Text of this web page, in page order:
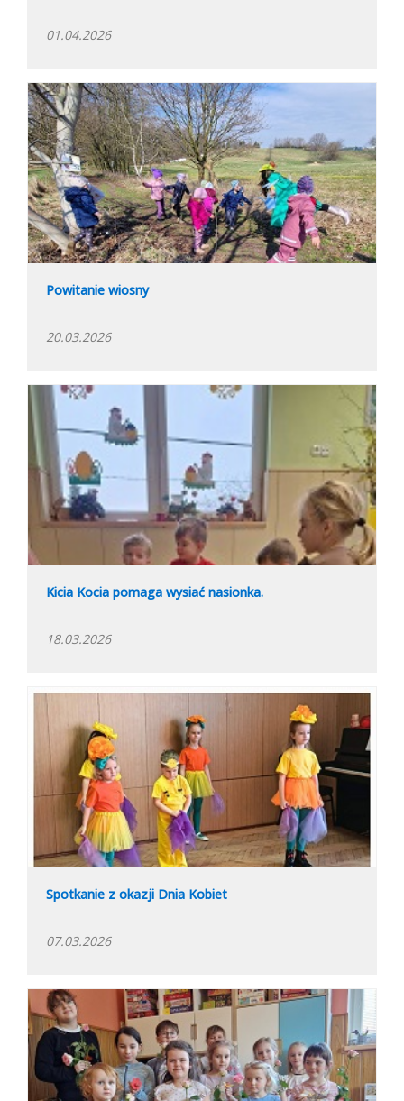
01.04.2026
Powitanie wiosny
20.03.2026
Kicia Kocia pomaga wysiać nasionka.
18.03.2026
Spotkanie z okazji Dnia Kobiet
07.03.2026